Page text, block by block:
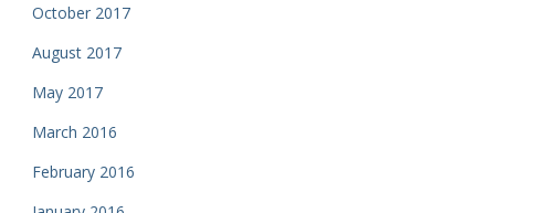
October 2017
August 2017
May 2017
March 2016
February 2016